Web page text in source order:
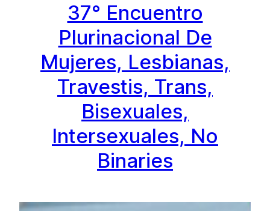
37° Encuentro
Plurinacional De
Mujeres, Lesbianas,
Travestis, Trans,
Bisexuales,
Intersexuales, No
Binaries